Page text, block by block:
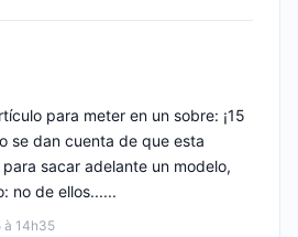
à 14h35
para meter en un sobre: ¡15
se dan cuenta de que esta
sacar adelante un modelo,
no de ellos......